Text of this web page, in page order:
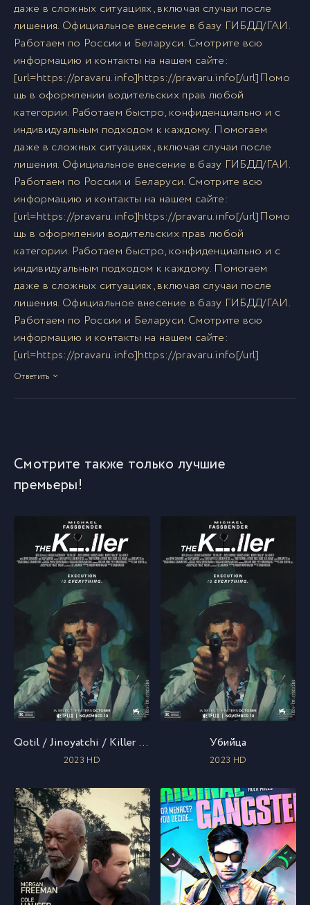
даже в сложных ситуациях, включая случаи после
лишения. Официальное внесение в базу ГИБДД/ГАИ.
Работаем по России и Беларуси. Смотрите всю
информацию и контакты на нашем сайте:
[url=https://pravaru.info]https://pravaru.info[/url]Помо
щь в оформлении водительских прав любой
категории. Работаем быстро, конфиденциально и с
индивидуальным подходом к каждому. Помогаем
даже в сложных ситуациях, включая случаи после
лишения. Официальное внесение в базу ГИБДД/ГАИ.
Работаем по России и Беларуси. Смотрите всю
информацию и контакты на нашем сайте:
[url=https://pravaru.info]https://pravaru.info[/url]Помо
щь в оформлении водительских прав любой
категории. Работаем быстро, конфиденциально и с
индивидуальным подходом к каждому. Помогаем
даже в сложных ситуациях, включая случаи после
лишения. Официальное внесение в базу ГИБДД/ГАИ.
Работаем по России и Беларуси. Смотрите всю
информацию и контакты на нашем сайте:
[url=https://pravaru.info]https://pravaru.info[/url]
Ответить
Смотрите также только лучшие
премьеры!
Qotil / Jinoyatchi / Killer / Убийца / Uzbek tilida / O'zbekcha tarjima
2023 HD
Убийца
2023 HD